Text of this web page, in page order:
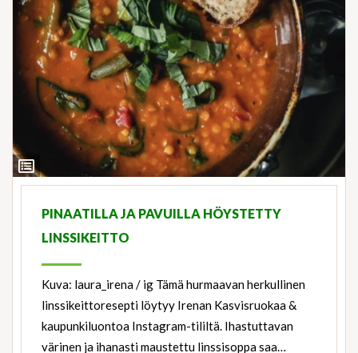
View
Ingredients
PINAATILLA JA PAVUILLA HÖYSTETTY
LINSSIKEITTO
Kuva: laura_irena / ig Tämä hurmaavan herkullinen
linssikeittoresepti löytyy Irenan Kasvisruokaa &
kaupunkiluontoa Instagram-tililtä. Ihastuttavan
värinen ja ihanasti maustettu linssisoppa saa…